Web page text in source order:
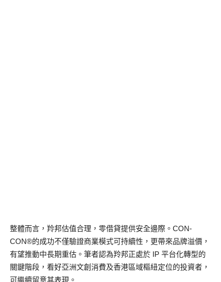
整體而言，羚邦估值合理，零借貸提供安全邊際。CON-
CON®的成功不僅驗證商業模式可持續性，更帶來品牌溢價，
有望推動中長期重估。筆者認為羚邦正處於 IP 平台化轉型的
關鍵階段，看好亞洲文創消費及香港區域樞紐定位的投資者，
可繼續留意其表現。